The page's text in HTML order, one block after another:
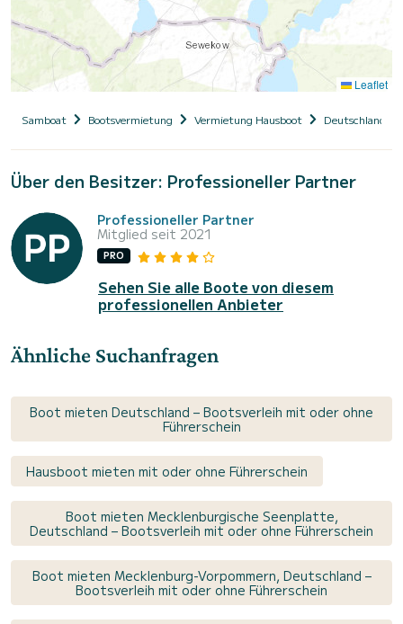
Leaflet
Samboat Bootsvermietung Vermietung Hausboot Deutschland
Über den Besitzer: Professioneller Partner
Professioneller Partner
Mitglied seit 2021
PRO
Sehen Sie alle Boote von diesem
professionellen Anbieter
Ähnliche Suchanfragen
Boot mieten Deutschland – Bootsverleih mit oder ohne
Führerschein
Hausboot mieten mit oder ohne Führerschein
Boot mieten Mecklenburgische Seenplatte,
Deutschland – Bootsverleih mit oder ohne Führerschein
Boot mieten Mecklenburg-Vorpommern, Deutschland –
Bootsverleih mit oder ohne Führerschein